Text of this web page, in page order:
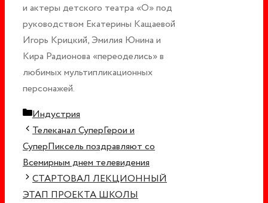
и актеры детского театра «О» под
руководством Екатерины Кащаевой
Игорь Крицкий, Эмилия Юнина и
Кира Радионова «переоделись» в
любимых мультипликационных
персонажей.
Рубрики
Индустрия
Навигация
записи
Телеканал СуперГерои и
СуперПиксель поздравляют со
Всемирным днем телевидения
СТАРТОВАЛ ЛЕКЦИОННЫЙ
ЭТАП ПРОЕКТА ШКОЛЫ